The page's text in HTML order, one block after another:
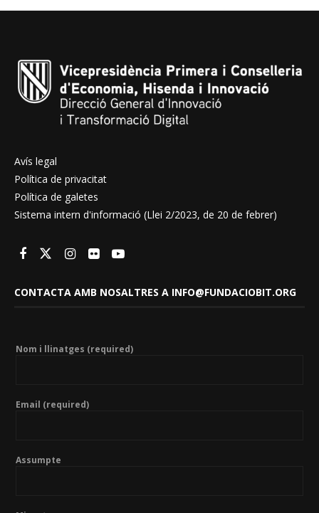
Avís legal
Política de privacitat
Política de galetes
Sistema intern d'informació (Llei 2/2023, de 20 de febrer)
CONTACTA AMB NOSALTRES A INFO@FUNDACIOBIT.ORG
Nom i llinatges (required)
Email (required)
Assumpte